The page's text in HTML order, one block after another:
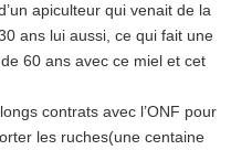
apiculteur qui venait de la
ans lui aussi, ce qui fait une
60 ans avec ce miel et cet
contrats avec l’ONF pour
les ruches(une centaine